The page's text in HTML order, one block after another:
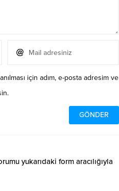
için adım, e-posta adresim ve
yukarıdaki form aracılığıyla